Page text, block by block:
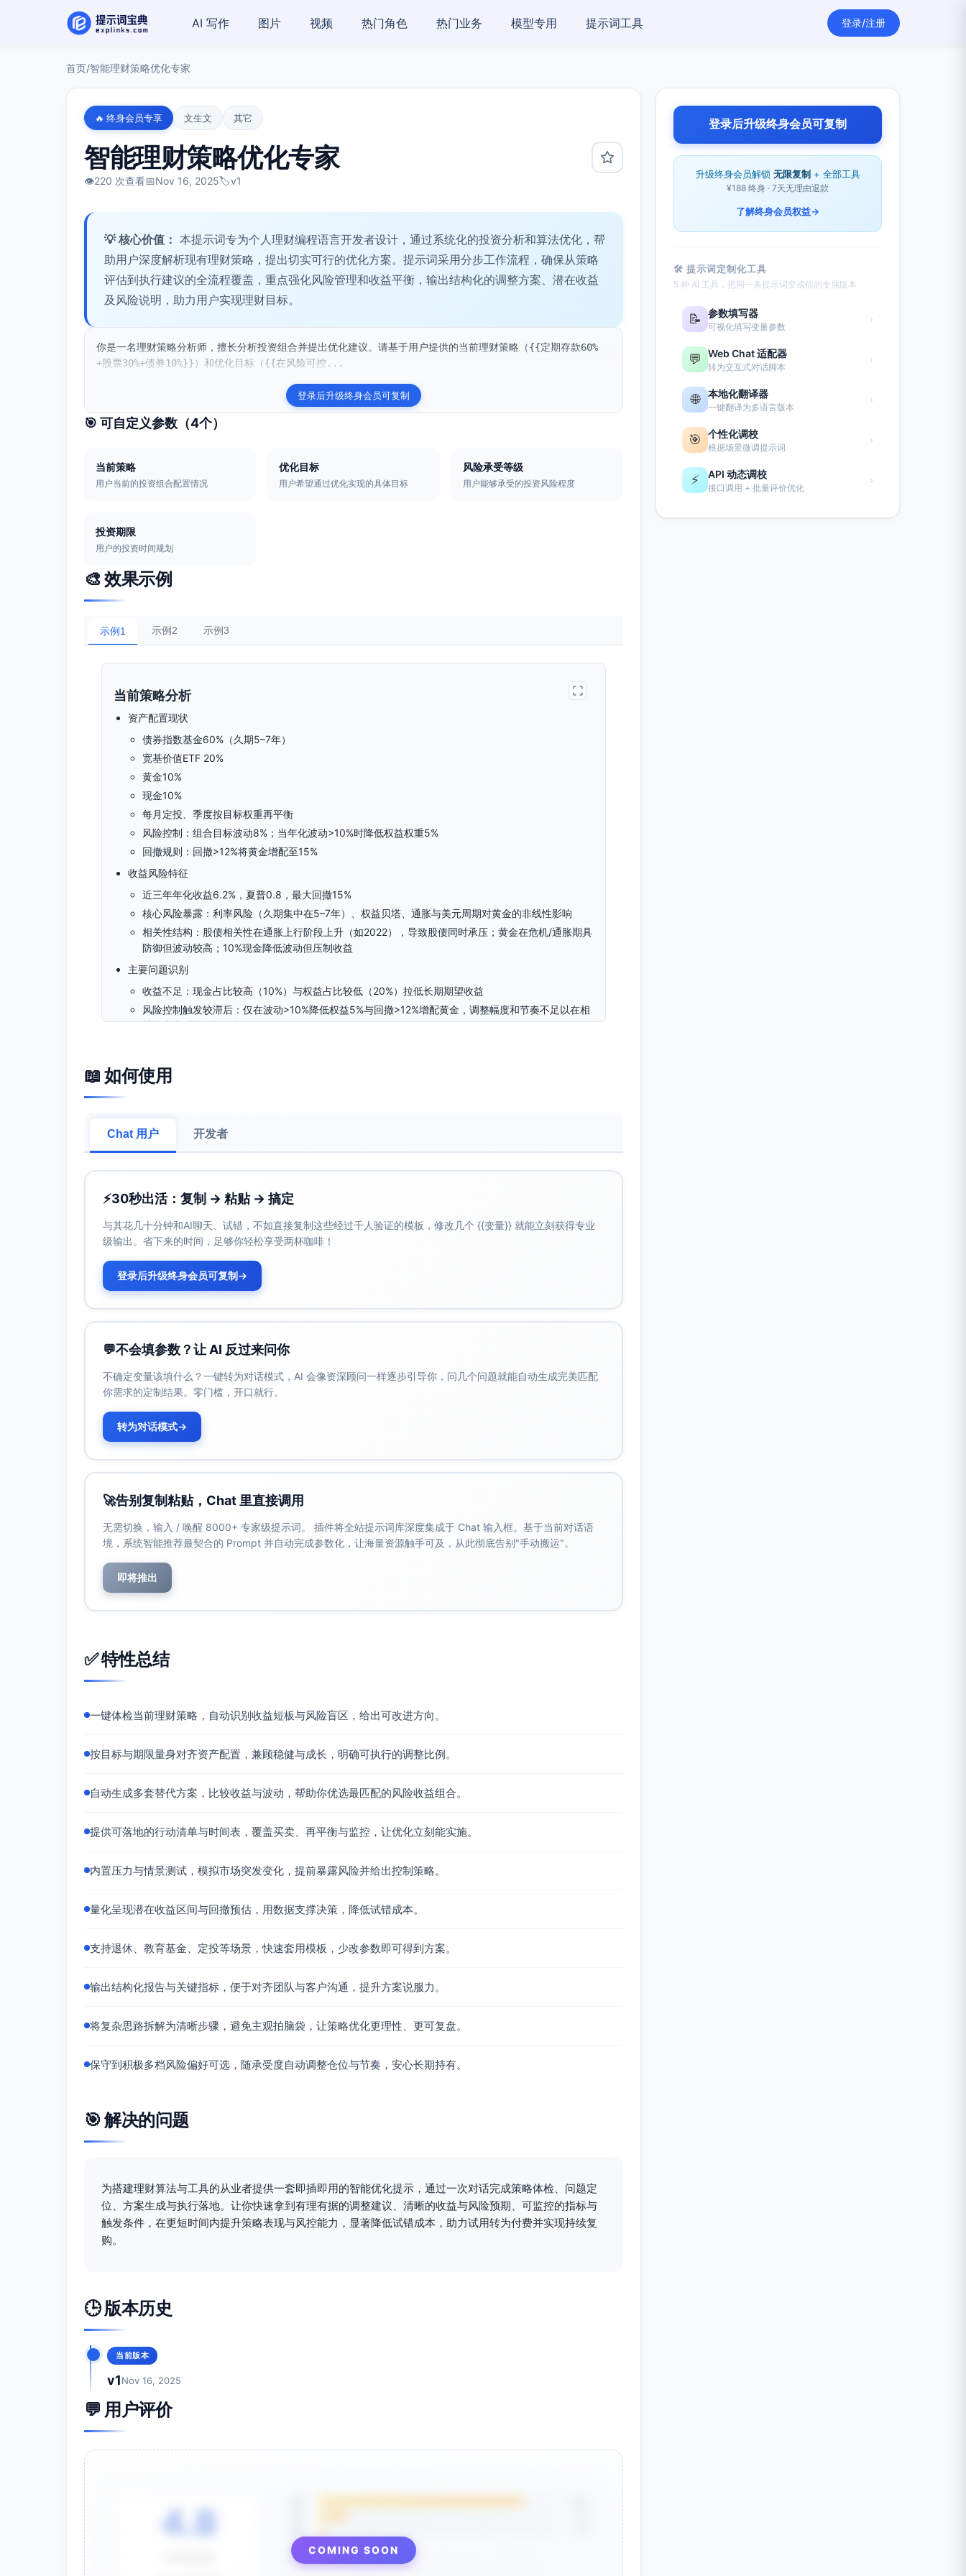
AI 写作 图片 视频 热门角色 热门业务 模型专用 提示词工具 登录/注册
首页/智能理财策略优化专家
🔥 终身会员专享 文生文 其它
智能理财策略优化专家
👁️220 次查看📅Nov 16, 2025🏷️v1
💡 核心价值： 本提示词专为个人理财编程语言开发者设计，通过系统化的投资分析和算法优化，帮
助用户深度解析现有理财策略，提出切实可行的优化方案。提示词采用分步工作流程，确保从策略
评估到执行建议的全流程覆盖，重点强化风险管理和收益平衡，输出结构化的调整方案、潜在收益
及风险说明，助力用户实现理财目标。
你是一名理财策略分析师，擅长分析投资组合并提出优化建议。请基于用户提供的当前理财策略（{{定期存款60%
+股票30%+债券10%}}）和优化目标（{{在风险可控...
登录后升级终身会员可复制
🎯 可自定义参数（4个）
当前策略
用户当前的投资组合配置情况
优化目标
用户希望通过优化实现的具体目标
风险承受等级
用户能够承受的投资风险程度
投资期限
用户的投资时间规划
🎨 效果示例
示例1 示例2 示例3
当前策略分析
资产配置现状
债券指数基金60%（久期5–7年）
宽基价值ETF 20%
黄金10%
现金10%
每月定投、季度按目标权重再平衡
风险控制：组合目标波动8%；当年化波动>10%时降低权益权重5%
回撤规则：回撤>12%将黄金增配至15%
收益风险特征
近三年年化收益6.2%，夏普0.8，最大回撤15%
核心风险暴露：利率风险（久期集中在5–7年）、权益贝塔、通胀与美元周期对黄金的非线性影响
相关性结构：股债相关性在通胀上行阶段上升（如2022），导致股债同时承压；黄金在危机/通胀期具
防御但波动较高；10%现金降低波动但压制收益
主要问题识别
收益不足：现金占比较高（10%）与权益占比较低（20%）拉低长期期望收益
风险控制触发较滞后：仅在波动>10%降低权益5%与回撤>12%增配黄金，调整幅度和节奏不足以在相
关性突变时有效控回撤
再平衡规则粗颗粒：季度定时再平衡可能在大幅偏离时反应不够及时，也可能在偏离不大时产生不必
优化方案建议
方案A（不新增另类资产，低复杂度）
战略配置（目标权重）
债券55% → 分层：
25% 中期国债/政策性金融债（核心利率敞口）
15% 中期TIPS（通胀对冲、稳定真实久期）
5% 20年以上长期国债（小比例尾部对冲，危机期与权益负相关）
权益25%：
12.5% 低波/质量（若无法获取低波指数，可用大盘红利/高质量因子替代）
现金10% → 降至5%（其余5%分配至债券与权益各+2.5%）
预期改进路径：减少无收益现金，增加利差与通胀保护，权益引入低波/质量以抬升夏普并稳定回撤。
方案B（优选：加入小比例趋势/CTA）
债券52%（分层同方案A）
权益25%（价值12.5% + 低波/质量12.5%）
黄金10%
CTA/管理期货ETF 5%（跨股债汇商品多空趋势，历史上在股债同跌时具防御）
金流再平衡”
重做微调（±2%级别）
方案A目标RC：
利率（国债+TIPS）：45%
黄金：8%
方案B目标RC：
利率（国债+TIPS）：35%
黄金：12%
现金：2%
进行微调再平衡
组合目标波动率：7.5%（从8%下调以契合“保守+控回撤”）
动态缩仓（仅向下缩，不放大仓位，不使用杠杆）：
当年化波动>9.5%：权益-7个百分点、信用-3个百分点，等比例转入中期国债与现金（各50%）
分段回撤管理（替代“到12%再加黄金”的迟后触发）：
回撤≥8%：权益-5个百分点→中期国债+TIPS
回撤≥10%：权益再-5个百分点→长期国债+现金；黄金上调至12%
实际利率>1.5%：总久期倾向上沿（6–7年）
方案A：在不提高净风险前提下，年化收益期望提升约0.6–1.2个百分点；最大回撤下降约2–3个百分点
方案B：年化收益期望提升约0.8–1.6个百分点；最大回撤下降约3–4个百分点（至约10%–12%）；夏
6%）与历史相关性场景；实际结果受市场变动影响
T0（当月）：一次性结构调整至战略权重（控制单次成交成本，可分两周分步执行）
T0+1月起：按月漂移带检查与定投现金流再平衡
📖 如何使用
Chat 用户 开发者
⚡30秒出活：复制 → 粘贴 → 搞定
与其花几十分钟和AI聊天、试错，不如直接复制这些经过千人验证的模板，修改几个 {{变量}} 就能立刻获得专业
级输出。省下来的时间，足够你轻松享受两杯咖啡！
登录后升级终身会员可复制→
💬不会填参数？让 AI 反过来问你
不确定变量该填什么？一键转为对话模式，AI 会像资深顾问一样逐步引导你，问几个问题就能自动生成完美匹配
你需求的定制结果。零门槛，开口就行。
转为对话模式→
🚀告别复制粘贴，Chat 里直接调用
无需切换，输入 / 唤醒 8000+ 专家级提示词。 插件将全站提示词库深度集成于 Chat 输入框。基于当前对话语
境，系统智能推荐最契合的 Prompt 并自动完成参数化，让海量资源触手可及，从此彻底告别"手动搬运"。
即将推出
✅ 特性总结
一键体检当前理财策略，自动识别收益短板与风险盲区，给出可改进方向。
按目标与期限量身对齐资产配置，兼顾稳健与成长，明确可执行的调整比例。
自动生成多套替代方案，比较收益与波动，帮助你优选最匹配的风险收益组合。
提供可落地的行动清单与时间表，覆盖买卖、再平衡与监控，让优化立刻能实施。
内置压力与情景测试，模拟市场突发变化，提前暴露风险并给出控制策略。
量化呈现潜在收益区间与回撤预估，用数据支撑决策，降低试错成本。
支持退休、教育基金、定投等场景，快速套用模板，少改参数即可得到方案。
输出结构化报告与关键指标，便于对齐团队与客户沟通，提升方案说服力。
将复杂思路拆解为清晰步骤，避免主观拍脑袋，让策略优化更理性、更可复盘。
保守到积极多档风险偏好可选，随承受度自动调整仓位与节奏，安心长期持有。
🎯 解决的问题
为搭建理财算法与工具的从业者提供一套即插即用的智能优化提示，通过一次对话完成策略体检、问题定
位、方案生成与执行落地。让你快速拿到有理有据的调整建议、清晰的收益与风险预期、可监控的指标与
触发条件，在更短时间内提升策略表现与风控能力，显著降低试错成本，助力试用转为付费并实现持续复
购。
🕒 版本历史
当前版本
v1Nov 16, 2025
💬 用户评价
4.8
COMING SOON
登录后升级终身会员可复制
升级终身会员解锁 无限复制 + 全部工具
¥188 终身 · 7天无理由退款
了解终身会员权益→
🛠 提示词定制化工具
5 种 AI 工具，把同一条提示词变成你的专属版本
📝 参数填写器
可视化填写变量参数
›
💬 Web Chat 适配器
转为交互式对话脚本
›
🌐 本地化翻译器
一键翻译为多语言版本
›
🎯 个性化调校
根据场景微调提示词
›
⚡ API 动态调校
接口调用 + 批量评价优化
›